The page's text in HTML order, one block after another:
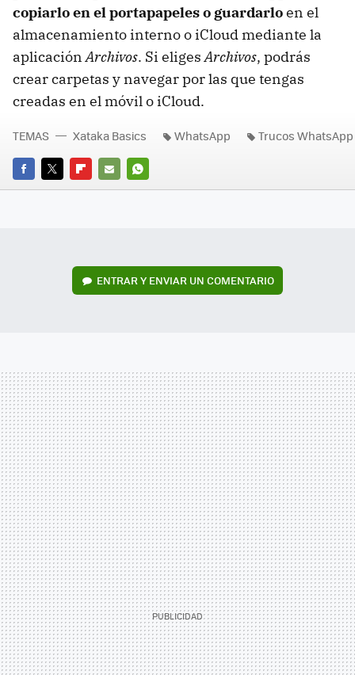
copiarlo en el portapapeles o guardarloen el
almacenamiento interno o iCloud mediante la
aplicaciónArchivos. Si eligesArchivos, podrás
crear carpetas y navegar por las que tengas
creadas en el móvil o iCloud.
FACEBOOK
TWITTERFLIPBOARD
E-
WHATSAPP
TEMAS Xataka Basics WhatsApp Trucos WhatsApp
ENTRAR Y ENVIAR UN COMENTARIO